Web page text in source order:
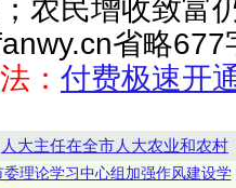
农民增收致
省略
： 付费极速开
人大主任在全市人大农业和农村
委理论学习中心组加强作风建设学